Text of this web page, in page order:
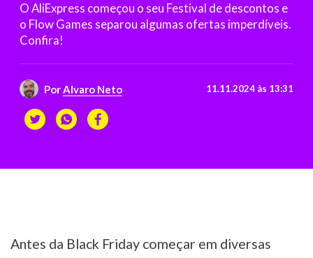
O AliExpress começou o seu Festival de descontos e
o Flow Games separou algumas ofertas imperdíveis.
Confira!
Por Alvaro Neto 11.11.2024 às 13:31
Antes da Black Friday começar em diversas